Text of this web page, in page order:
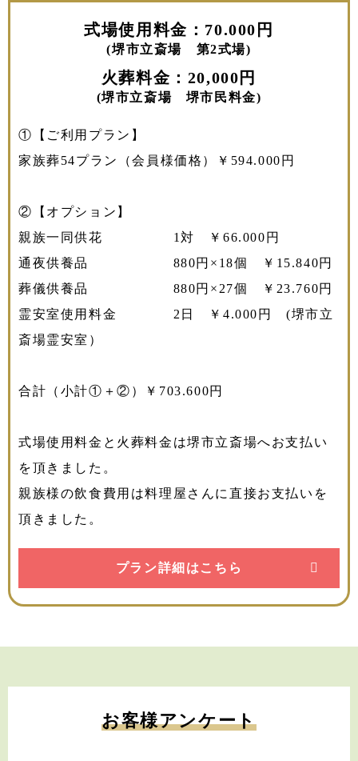
式場使用料金：70.000円
(堺市立斎場 第2式場)
火葬料金：20,000円
(堺市立斎場 堺市民料金)
①【ご利用プラン】
家族葬54プラン（会員様価格）￥594.000円
②【オプション】
親族一同供花 1対 ￥66.000円
通夜供養品 880円×18個 ￥15.840円
葬儀供養品 880円×27個 ￥23.760円
霊安室使用料金 2日 ￥4.000円 (堺市立
斎場霊安室）
合計（小計①＋②）￥703.600円
式場使用料金と火葬料金は堺市立斎場へお支払い
を頂きました。
親族様の飲食費用は料理屋さんに直接お支払いを
頂きました。
プラン詳細はこちら
お客様アンケート